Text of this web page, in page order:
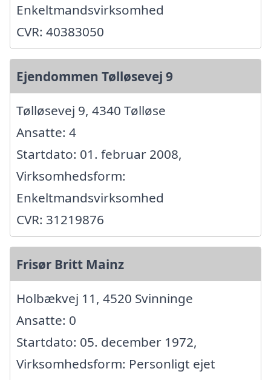
Enkeltmandsvirksomhed
CVR: 40383050
Ejendommen Tølløsevej 9
Tølløsevej 9, 4340 Tølløse
Ansatte: 4
Startdato: 01. februar 2008,
Virksomhedsform:
Enkeltmandsvirksomhed
CVR: 31219876
Frisør Britt Mainz
Holbækvej 11, 4520 Svinninge
Ansatte: 0
Startdato: 05. december 1972,
Virksomhedsform: Personligt ejet